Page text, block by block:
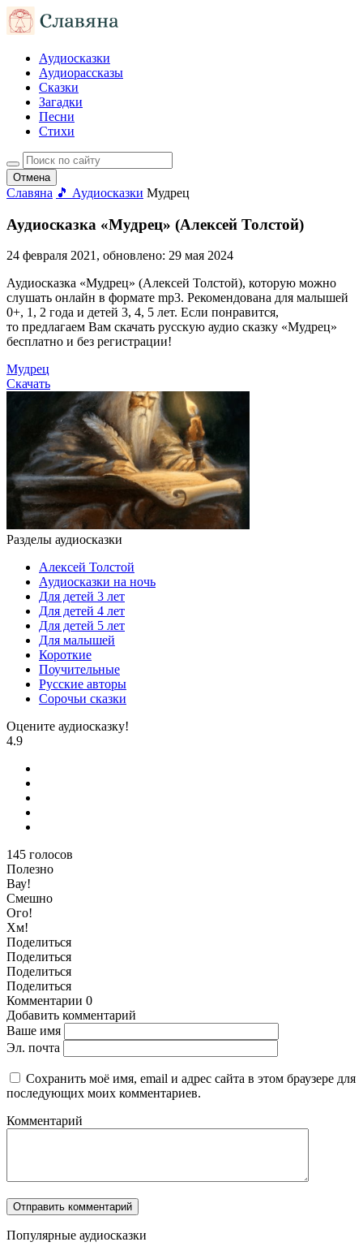
Аудиосказки
Аудиорассказы
Сказки
Загадки
Песни
Стихи
Отмена
Славяна 🎵 Аудиосказки Мудрец
Аудиосказка «Мудрец» (Алексей Толстой)
24 февраля 2021, обновлено: 29 мая 2024
Аудиосказка «Мудрец» (Алексей Толстой), которую можно
слушать онлайн в формате mp3. Рекомендована для малышей
0+, 1, 2 года и детей 3, 4, 5 лет. Если понравится,
то предлагаем Вам скачать русскую аудио сказку «Мудрец»
бесплатно и без регистрации!
Мудрец
Скачать
Разделы аудиосказки
Алексей Толстой
Аудиосказки на ночь
Для детей 3 лет
Для детей 4 лет
Для детей 5 лет
Для малышей
Короткие
Поучительные
Русские авторы
Сорочьи сказки
Оцените аудиосказку!
4.9
145 голосов
Полезно
Вау!
Смешно
Ого!
Хм!
Поделиться
Поделиться
Поделиться
Поделиться
Комментарии 0
Добавить комментарий
Ваше имя
Эл. почта
Сохранить моё имя, email и адрес сайта в этом браузере для
последующих моих комментариев.
Комментарий
Популярные аудиосказки